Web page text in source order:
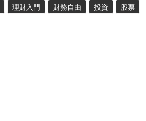
理財入門 財務自由 投資 股票